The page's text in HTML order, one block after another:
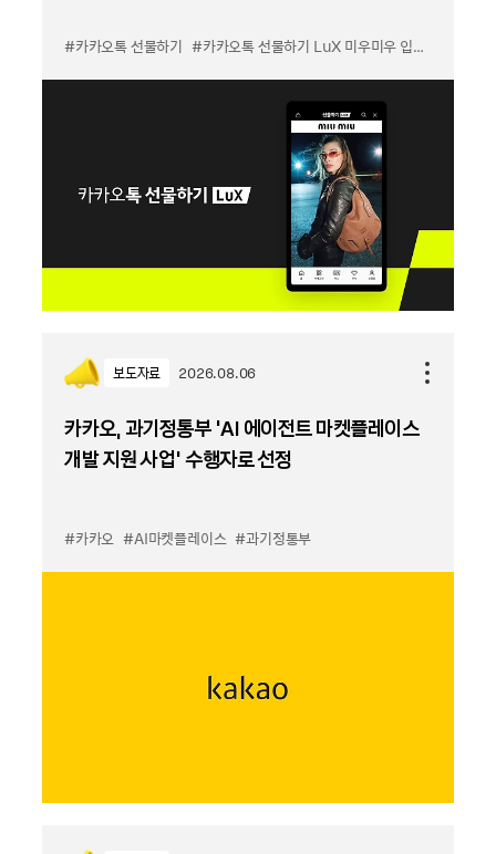
#카카오톡 선물하기 #카카오톡 선물하기 LuX 미우미우 입점
보도자료 2026.08.06
카카오, 과기정통부 ‘AI 에이전트 마켓플레이스
개발 지원 사업’ 수행자로 선정
#카카오 #AI마켓플레이스 #과기정통부